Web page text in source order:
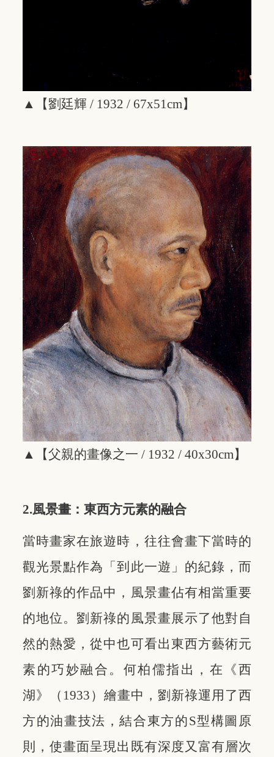
▲【劉廷輝 / 1932 / 67x51cm】
▲【父親的畫像之一 / 1932 / 40x30cm】
2.風景畫：東西方元素的融合
當時畫家在旅遊時，往往會畫下當時的
觀光景點作為「到此一遊」的紀錄，而
劉新祿的作品中，風景畫佔有相當重要
的地位。劉新祿的風景畫展示了他對自
然的熱愛，從中也可看出東西方藝術元
素的巧妙融合。 何柏儒指出，在《西
湖》（1933）繪畫中，劉新祿運用了西
方的油畫技法，結合東方的S型構圖原
則，使畫面呈現出既有深度又富有層次